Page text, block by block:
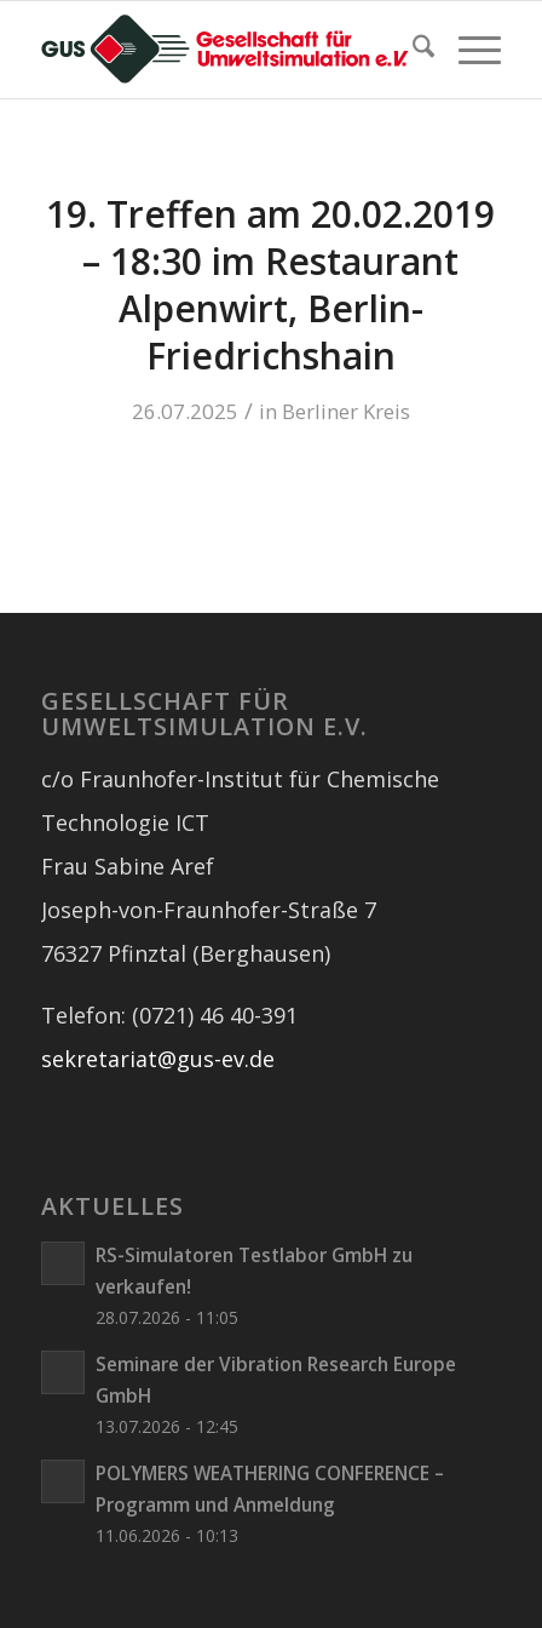
19. Treffen am 20.02.2019
– 18:30 im Restaurant
Alpenwirt, Berlin-
Friedrichshain
26.07.2025 / in Berliner Kreis
GESELLSCHAFT FÜR
UMWELTSIMULATION E.V.
c/o Fraunhofer-Institut für Chemische
Technologie ICT
Frau Sabine Aref
Joseph-von-Fraunhofer-Straße 7
76327 Pfinztal (Berghausen)
Telefon: (0721) 46 40-391
sekretariat@gus-ev.de
AKTUELLES
RS-Simulatoren Testlabor GmbH zu
verkaufen!
28.07.2026 - 11:05
Seminare der Vibration Research Europe
GmbH
13.07.2026 - 12:45
POLYMERS WEATHERING CONFERENCE –
Programm und Anmeldung
11.06.2026 - 10:13